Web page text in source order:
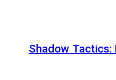
Shadow Tactics: